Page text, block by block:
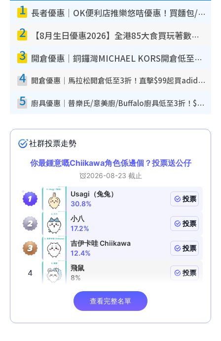
1 長者優惠｜OK便利店推樂悠咭優惠！買麵包/牛奶/保健品拍卡即減
2 【8月生日優惠2026】全港85大食買玩著數攻略 自助餐/火鍋放題同行免費＋誠品/DONKI送現金券
3 開倉優惠｜銅鑼灣MICHAEL KORS開倉低至17折！直擊$500起買手袋/銀包/鞋款 必買經典Jet Set系列
4 開倉優惠｜馬拉松開倉低至3折！直擊$99起買adidas／New Balance／Puma鞋款 STANLEY保溫杯劈價至$119起
5 廚具優惠｜普樂氏/意美廚/Buffalo廚具低至3折！$89起買煎鍋／炒鑊／個人鍋 同場小家電激減至$99起